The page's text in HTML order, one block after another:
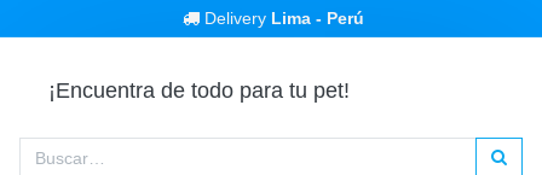
Delivery Lima - Perú
¡Encuentra de todo para tu pet!